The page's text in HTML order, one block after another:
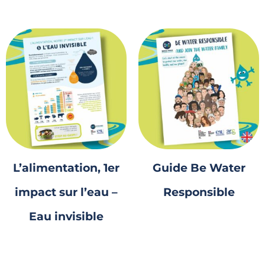
L’alimentation, 1er
impact sur l’eau –
Eau invisible
Guide Be Water
Responsible